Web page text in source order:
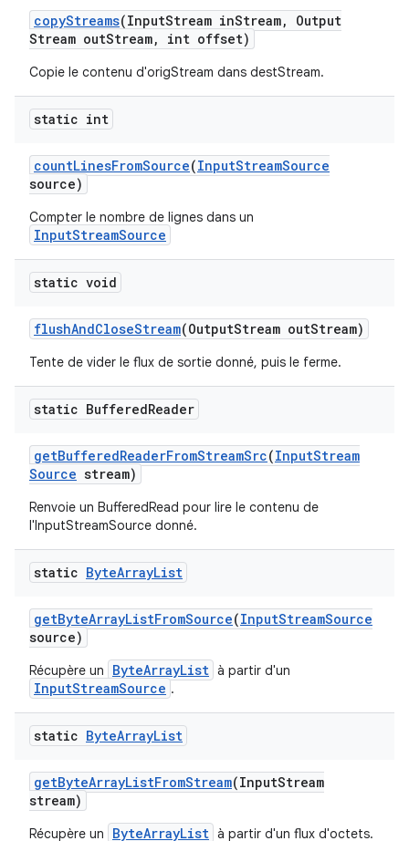
copyStreams(InputStream inStream,
Output
Stream outStream, int offset)
Copie le contenu d'origStream dans destStream.
static int
countLinesFromSource(InputStreamSource
source)
Compter le nombre de lignes dans un
InputStreamSource
static void
flushAndCloseStream(OutputStream outStream)
Tente de vider le flux de sortie donné, puis le ferme.
static BufferedReader
getBufferedReaderFromStreamSrc(InputStream
Source stream)
Renvoie un BufferedRead pour lire le contenu de
l'InputStreamSource donné.
static ByteArrayList
getByteArrayListFromSource(InputStreamSource
source)
Récupère un ByteArrayList à partir d'un
InputStreamSource .
static ByteArrayList
getByteArrayListFromStream(InputStream
stream)
Récupère un ByteArrayList à partir d'un flux d'octets.